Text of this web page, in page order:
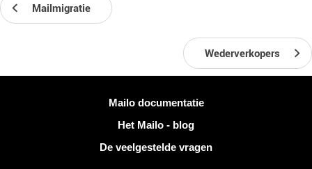
Mailmigratie
Wederverkopers
Mailo documentatie
Het Mailo - blog
De veelgestelde vragen